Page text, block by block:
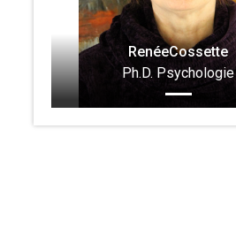
RenéeCossette
Ph.D. Psychologie